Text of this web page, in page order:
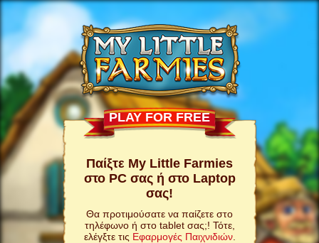
PLAY FOR FREE
Παίξτε My Little Farmies
στο PC σας ή στο Laptop
σας!
Θα προτιμούσατε να παίζετε στο
τηλέφωνο ή στο tablet σας;! Τότε,
ελέγξτε τις Εφαρμογές Παιχνιδιών.